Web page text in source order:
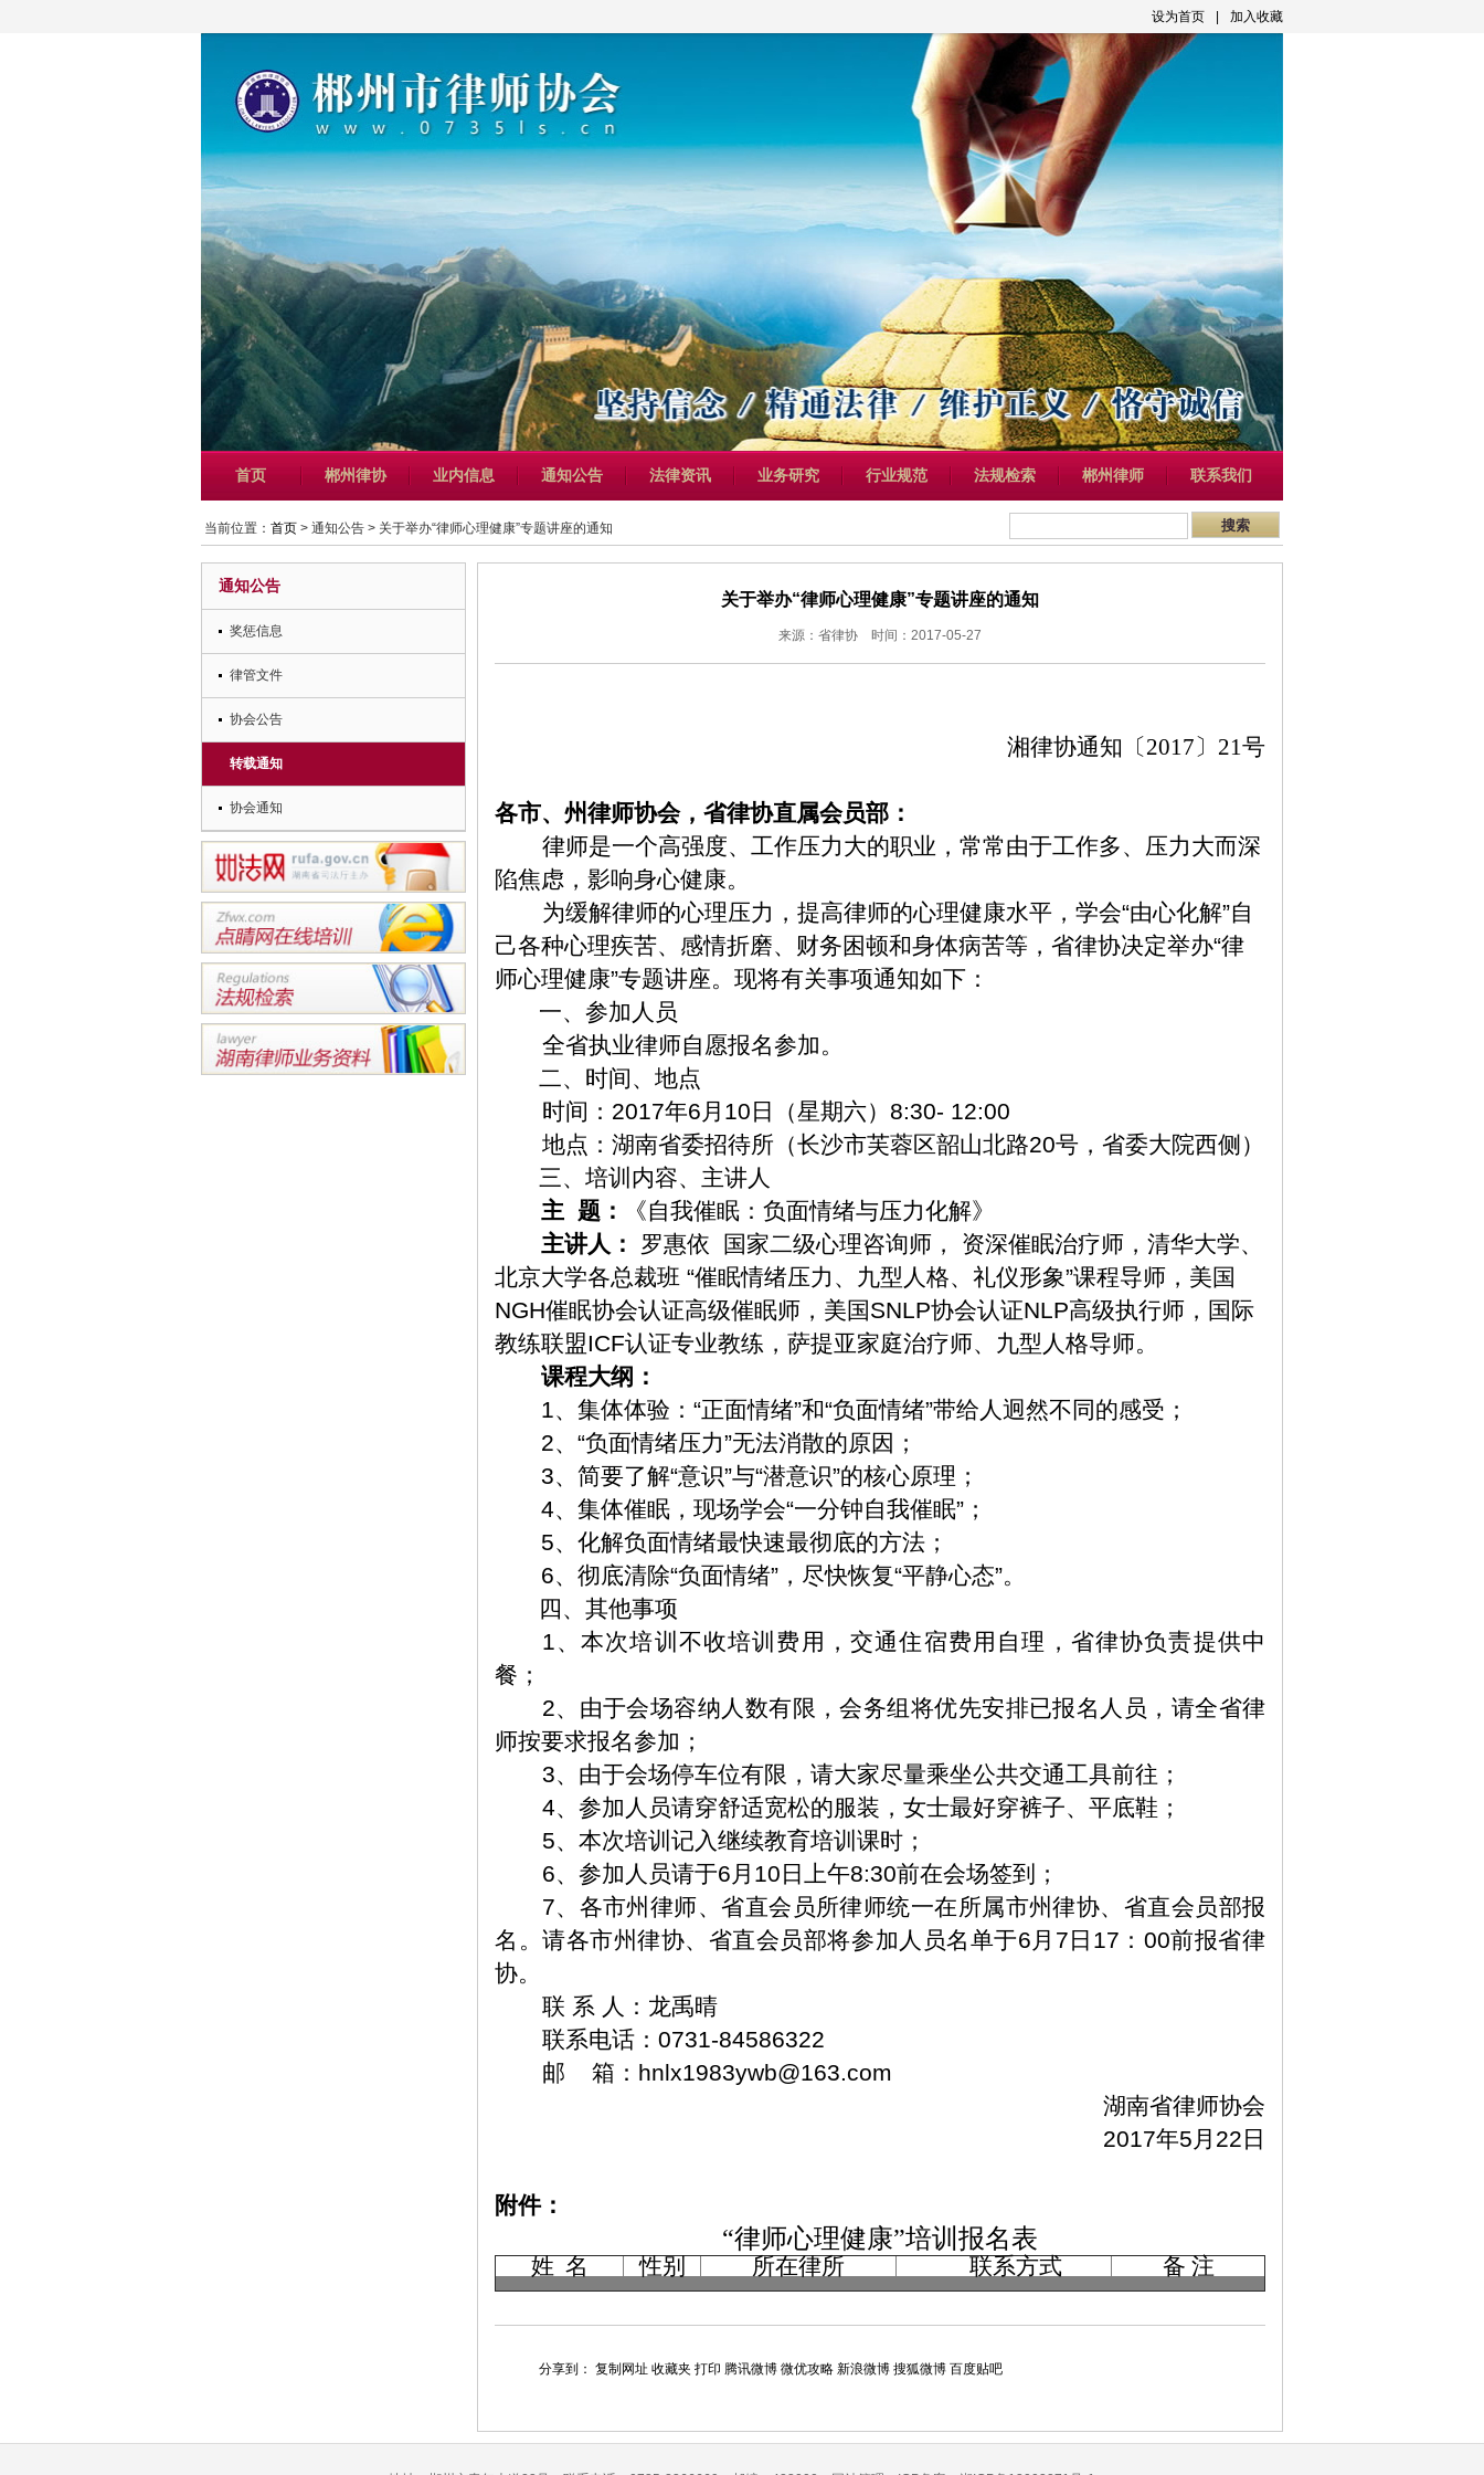
加入收藏
设为首页
首页 郴州律协 业内信息 通知公告 法律资讯 业务研究 行业规范 法规检索 郴州律师 联系我们
当前位置： 首页 > 通知公告 > 关于举办“律师心理健康”专题讲座的通知
通知公告
奖惩信息
律管文件
协会公告
转载通知
协会通知
关于举办“律师心理健康”专题讲座的通知
来源：省律协 时间：2017-05-27
湘律协通知 〔2017〕 21号
各市、州律师协会，省律协直属会员部：
律师是一个高强度、工作压力大的职业，常常由于工作多、压力大而深
陷焦虑，影响身心健康。
为缓解律师的心理压力，提高律师的心理健康水平，学会“由心化解”自
己各种心理疾苦、感情折磨、财务困顿和身体病苦等，省律协决定举办“律
师心理健康”专题讲座。现将有关事项通知如下：
一、参加人员
全省执业律师自愿报名参加。
二、时间、地点
时间： 2017年6月 10 日（星期六） 8:30- 12:00
地点：湖南省委招待所（长沙市芙蓉区韶山北路20号，省委大院西侧）
三、培训内容、主讲人
主 题：
《自我催眠：负面情绪与压力化解》
主讲人：
罗惠依 国家二级心理咨询师，
资深催眠治疗师，清华大学、
北京大学各总裁班 “催眠情绪压力、九型人格、礼仪形象”课程导师，美国
NGH催眠协会认证高级催眠师，美国SNLP协会认证NLP高级执行师，国际
教练联盟ICF认证专业教练，萨提亚家庭治疗师、九型人格导师。
课程大纲：
1、集体体验：“正面情绪”和“负面情绪”带给人迥然不同的感受；
2、“负面情绪压力”无法消散的原因；
3、简要了解“意识”与“潜意识”的核心原理；
4、集体催眠，现场学会“一分钟自我催眠” ；
5、化解负面情绪最快速最彻底的方法；
6、彻底清除“负面情绪” ，尽快恢复“平静心态”。
四、其他事项
1、本次培训不收培训费用，交通住宿费用自理，省律协负责提供中
餐；
2、由于会场容纳人数有限，会务组将优先安排已报名人员，请全省律
师按要求报名参加；
3、由于会场停车位有限，请大家尽量乘坐公共交通工具前往；
4、参加人员请穿舒适宽松的服装，女士最好穿裤子、平底鞋；
5、本次培训记入继续教育培训课时；
6、参加人员请于6月 10 日 上午8:30前在会场签到；
7、各市州律师、省直会员所律师统一在所属市州律协、省直会员部报
名。请各市州律协、省直会员部将参加人员名单于6月 7 日 17 ： 00前报省律
协。
联 系 人：龙禹晴
联系电话： 0731-84586322
邮
箱： hnlx1983ywb@163.com
湖南省律师协会
2017年5月 22 日
附件：
“律师心理健康”培训报名表
姓 名 性别 所在律所 联系方式 备 注
分享到： 复制网址 收藏夹 打印 腾讯微博 微优攻略 新浪微博 搜狐微博 百度贴吧